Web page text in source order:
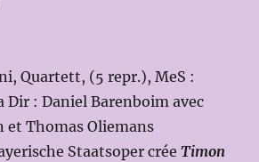
Quartett, (5 repr.), MeS :
Dir : Daniel Barenboim avec
et Thomas Oliemans
Staatsoper créeTimon